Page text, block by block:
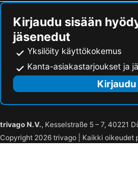
Kirjaudu sisään
jäsenedut
Yksilöity käyttökokemus
Kanta-asiakastarjoukset ja
Kirjaudu
trivago N.V., Kesselstraße 5 – 7, 40221
Copyright 2026 trivago | Kaikki oikeudet